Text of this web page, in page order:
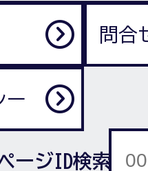
問合
ー
ージID検索